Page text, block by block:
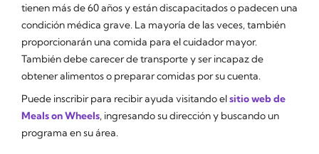
tienen más de 60 años y están discapacitados o padecen una
condición médica grave. La mayoría de las veces, también
proporcionarán una comida para el cuidador mayor.
También debe carecer de transporte y ser incapaz de
obtener alimentos o preparar comidas por su cuenta.
Puede inscribir para recibir ayuda visitando elsitio web de
Meals on Wheels, ingresando su dirección y buscando un
programa en su área.